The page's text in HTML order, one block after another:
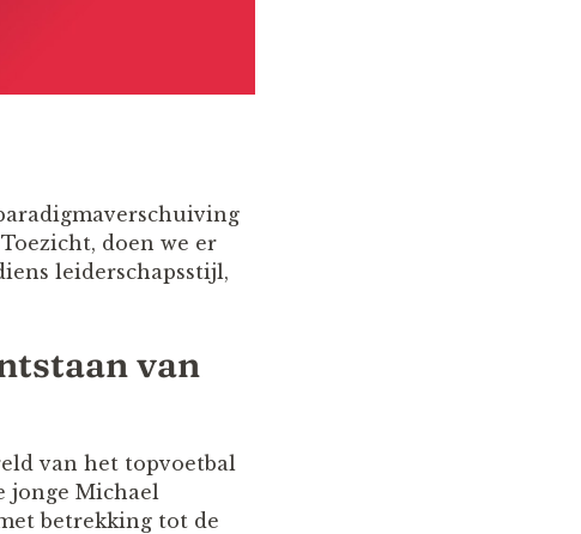
doen we er
leiderschapsstijl,
van
van het topvoetbal
jonge Michael
betrekking tot de